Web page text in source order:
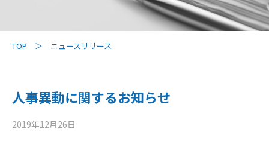
TOP ニュースリリース
人事異動に関するお知らせ
2019年12月26日